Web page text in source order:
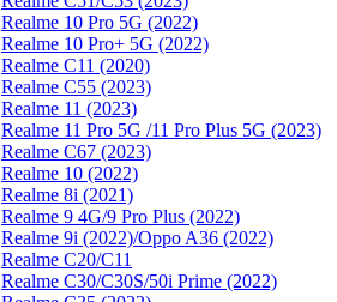
Realme 10 Pro 5G (2022)
Realme 10 Pro+ 5G (2022)
Realme C11 (2020)
Realme C55 (2023)
Realme 11 (2023)
Realme 11 Pro 5G /11 Pro Plus 5G (2023)
Realme C67 (2023)
Realme 10 (2022)
Realme 8i (2021)
Realme 9 4G/9 Pro Plus (2022)
Realme 9i (2022)/Oppo A36 (2022)
Realme C20/C11
Realme C30/C30S/50i Prime (2022)